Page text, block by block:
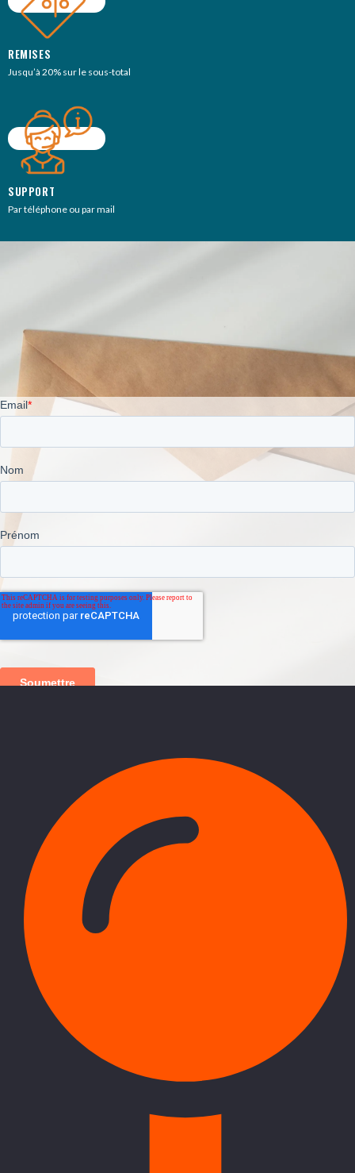
REMISES
Jusqu’à 20% sur le sous-total
SUPPORT
Par téléphone ou par mail